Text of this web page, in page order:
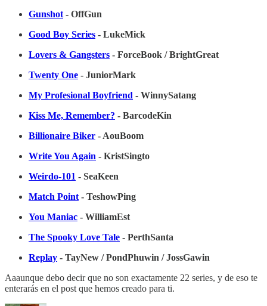
Gunshot - OffGun
Good Boy Series - LukeMick
Lovers & Gangsters - ForceBook / BrightGreat
Twenty One - JuniorMark
My Profesional Boyfriend - WinnySatang
Kiss Me, Remember? - BarcodeKin
Billionaire Biker - AouBoom
Write You Again - KristSingto
Weirdo-101 - SeaKeen
Match Point - TeshowPing
You Maniac - WilliamEst
The Spooky Love Tale - PerthSanta
Replay - TayNew / PondPhuwin / JossGawin
Aaaunque debo decir que no son exactamente 22 series, y de eso te
enterarás en el post que hemos creado para ti.